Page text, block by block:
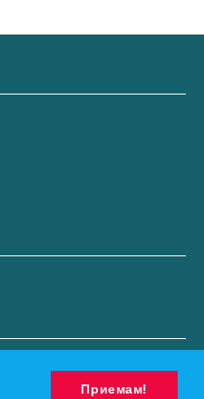
Приемам!